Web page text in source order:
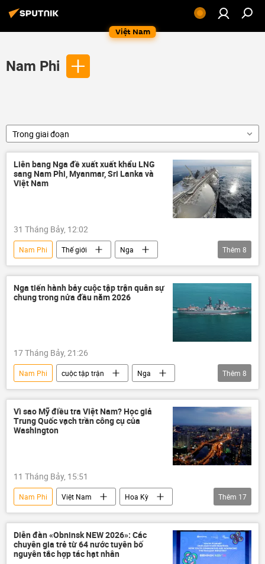
Việt Nam
Nam Phi
Trong giai đoạn
Liên bang Nga đề xuất xuất khẩu LNG
sang Nam Phi, Myanmar, Sri Lanka và
Việt Nam
31 Tháng Bảy, 12:02
Nam Phi Thế giới
Nga
Kinh doanh
Việt Nam
Hợp tác Nga-Việt
Sri Lanka
Myanmar
khí đốt
Thêm 8
Nga tiến hành bảy cuộc tập trận quân sự
chung trong nửa đầu năm 2026
17 Tháng Bảy, 21:26
Nam Phi cuộc tập trận
Nga
Quân sự
Myanmar
Ấn Độ
Trung Quốc
Lào
Iran
Chính trị
Thế giới
Thêm 8
Vì sao Mỹ điều tra Việt Nam? Học giả
Trung Quốc vạch trần công cụ của
Washington
11 Tháng Bảy, 15:51
Nam Phi Việt Nam
Hoa Kỳ
Thế giới
Washington
Trung Quốc
EU
Australia
Global Times
Canada
Thêm 17
Diễn đàn «Obninsk NEW 2026»: Các
chuyên gia trẻ từ 64 nước tuyên bố
nguyên tắc hợp tác hạt nhân